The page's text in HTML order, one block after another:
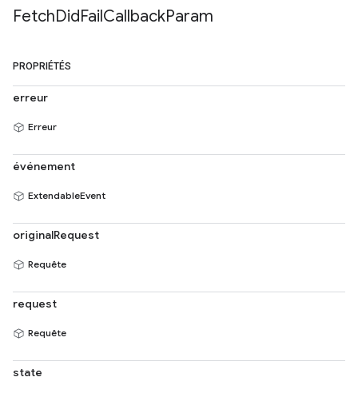
FetchDidFailCallbackParam
PROPRIÉTÉS
erreur
Erreur
événement
ExtendableEvent
originalRequest
Requête
request
Requête
state